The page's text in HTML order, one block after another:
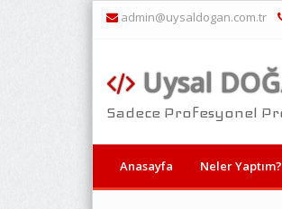
admin@uysaldogan.com.tr
Uysal
Sadece Profesyonel
Anasayfa Neler Yaptım?